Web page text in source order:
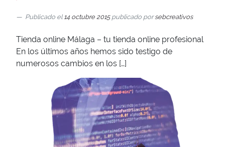
Publicado el 14 octubre 2015publicado por sebcreativos
Tienda online Málaga – tu tienda online profesional
En los últimos años hemos sido testigo de
numerosos cambios en los […]